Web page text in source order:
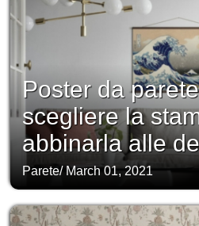
Poster da
scegliere la
abbinarla alle
Parete/ March 01, 2021